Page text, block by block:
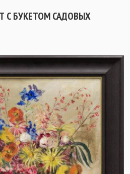
С БУКЕТОМ САДОВЫХ